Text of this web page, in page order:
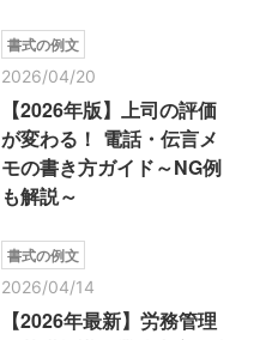
書式の例文
2026/04/20
【2026年版】上司の評価
が変わる！ 電話・伝言メ
モの書き方ガイド～NG例
も解説～
書式の例文
2026/04/14
【2026年最新】労務管理